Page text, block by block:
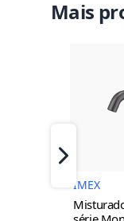
Mais
IMEX
Próximo